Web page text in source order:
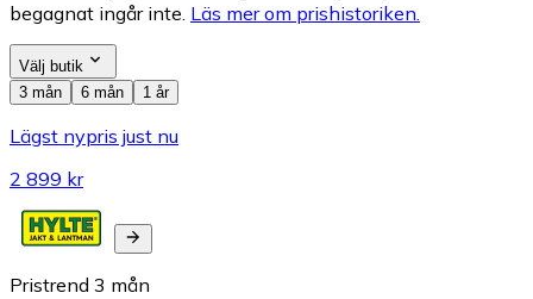
begagnat ingår inte. Läs mer om prishistoriken.
Välj butik
3 mån
6 mån 1 år
Lägst nypris just nu
2 899 kr
Pristrend 3 mån